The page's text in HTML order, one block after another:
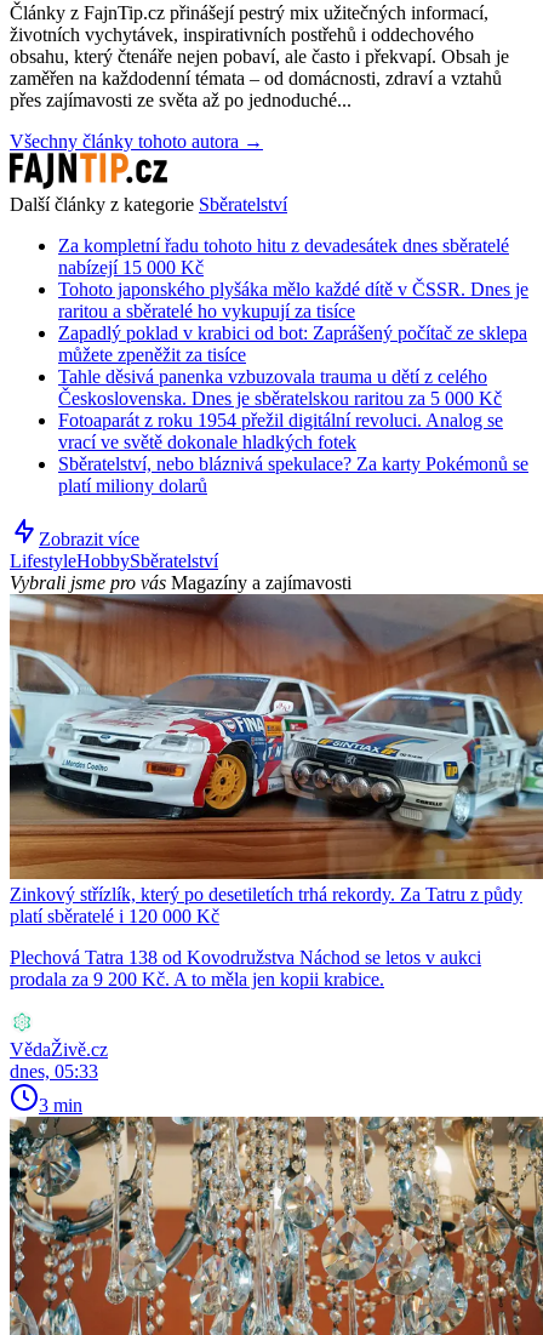
Články z FajnTip.cz přinášejí pestrý mix užitečných informací,
životních vychytávek, inspirativních postřehů i oddechového
obsahu, který čtenáře nejen pobaví, ale často i překvapí. Obsah je
zaměřen na každodenní témata – od domácnosti, zdraví a vztahů
přes zajímavosti ze světa až po jednoduché...
Všechny články tohoto autora →
Další články z kategorie Sběratelství
Za kompletní řadu tohoto hitu z devadesátek dnes sběratelé
nabízejí 15 000 Kč
Tohoto japonského plyšáka mělo každé dítě v ČSSR. Dnes je
raritou a sběratelé ho vykupují za tisíce
Zapadlý poklad v krabici od bot: Zaprášený počítač ze sklepa
můžete zpeněžit za tisíce
Tahle děsivá panenka vzbuzovala trauma u dětí z celého
Československa. Dnes je sběratelskou raritou za 5 000 Kč
Fotoaparát z roku 1954 přežil digitální revoluci. Analog se
vrací ve světě dokonale hladkých fotek
Sběratelství, nebo bláznivá spekulace? Za karty Pokémonů se
platí miliony dolarů
Zobrazit více
LifestyleHobbySběratelství
Vybrali jsme pro vás Magazíny a zajímavosti
Zinkový střízlík, který po desetiletích trhá rekordy. Za Tatru z půdy
platí sběratelé i 120 000 Kč
Plechová Tatra 138 od Kovodružstva Náchod se letos v aukci
prodala za 9 200 Kč. A to měla jen kopii krabice.
VědaŽivě.cz
dnes, 05:33
3 min